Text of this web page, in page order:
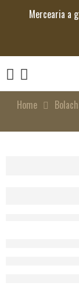
Mercearia a
Home